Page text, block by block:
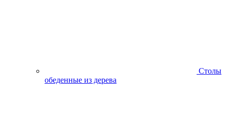
Столы
обеденные из дерева